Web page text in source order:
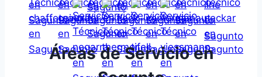
Áreas de Servicio en